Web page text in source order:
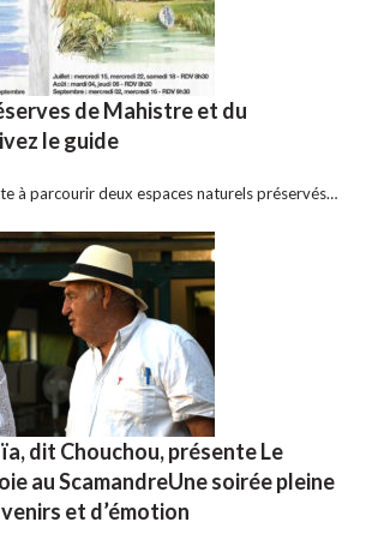
de Mahistre et du
le guide
à parcourir deux espaces naturels préservés…
dit Chouchou, présente Le
au ScamandreUne soirée pleine
et d’émotion